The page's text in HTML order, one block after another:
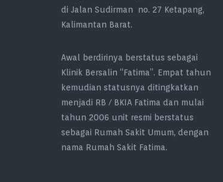
di Jalan Sudirman no. 27 Ketapang,
Kalimantan Barat.
Awal berdirinya berstatus sebagai
Klinik Bersalin “Fatima”. Empat tahun
kemudian statusnya ditingkatkan
menjadi RB / BKIA Fatima dan mulai
tahun 2006 unit resmi berstatus
sebagai Rumah Sakit Umum, dengan
nama Rumah Sakit Fatima.